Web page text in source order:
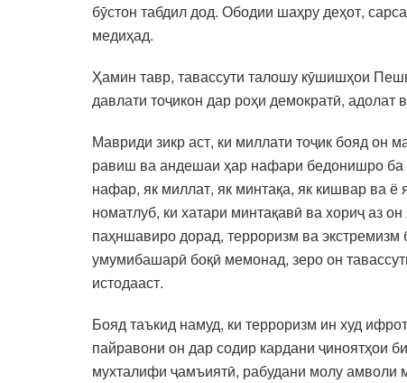
бӯстон табдил дод. Ободии шаҳру деҳот,
медиҳад.
Ҳамин тавр, тавассути талошу кӯшишҳои
давлати тоҷикон дар роҳи демократӣ, адолат
Мавриди зикр аст, ки миллати тоҷик бояд он
равиш ва андешаи ҳар нафари бедонишро ба
нафар, як миллат, як минтақа, як кишвар ва
номатлуб, ки хатари минтақавӣ ва хориҷ аз
паҳншавиро дорад, терроризм ва
умумибашарӣ боқӣ мемонад, зеро он
истодааст.
Бояд таъкид намуд, ки терроризм ин худ
пайравони он дар содир кардани ҷиноятҳои
мухталифи ҷамъиятӣ, рабудани молу амволи